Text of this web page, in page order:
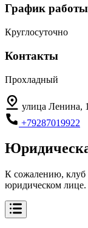
График работы
Круглосуточно
Контакты
Прохладный
улица Ленина,
+79287019922
К сожалению, клуб
юридическом лице.